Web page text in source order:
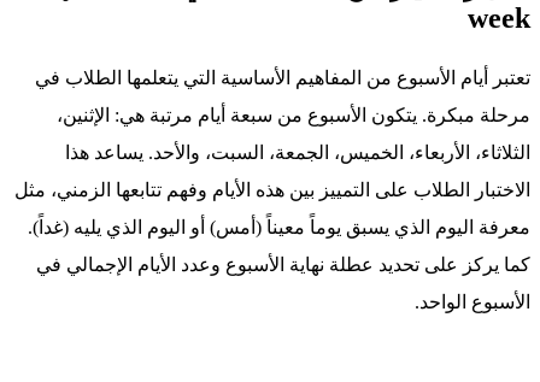
week
تعتبر أيام الأسبوع من المفاهيم الأساسية التي يتعلمها الطلاب في
مرحلة مبكرة. يتكون الأسبوع من سبعة أيام مرتبة هي: الإثنين،
الثلاثاء، الأربعاء، الخميس، الجمعة، السبت، والأحد. يساعد هذا
الاختبار الطلاب على التمييز بين هذه الأيام وفهم تتابعها الزمني، مثل
معرفة اليوم الذي يسبق يوماً معيناً (أمس) أو اليوم الذي يليه (غداً).
كما يركز على تحديد عطلة نهاية الأسبوع وعدد الأيام الإجمالي في
الأسبوع الواحد.